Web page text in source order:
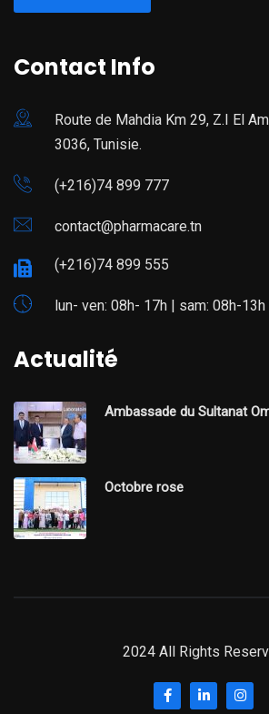
Contact Info
Route de Mahdia Km 29, Z.I El
3036, Tunisie.
(+216)74 899 777
contact@pharmacare.tn
(+216)74 899 555
lun- ven: 08h- 17h | sam: 08h-13h
Actualité
Ambassade du Sultanat
Octobre rose
2024 All Rights